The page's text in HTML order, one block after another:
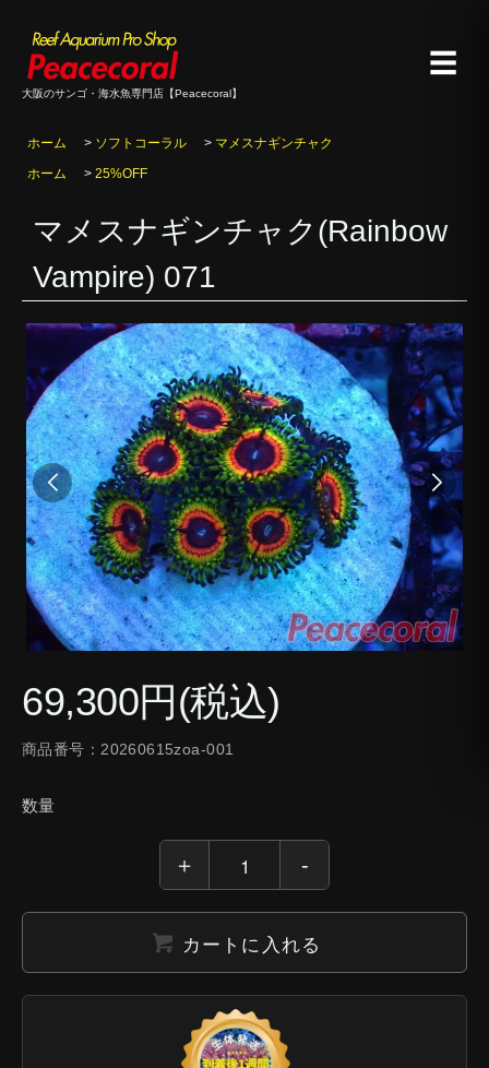
大阪のサンゴ・海水魚専門店【Peacecoral】
☰
ホーム > ソフトコーラル > マメスナギンチャク
ホーム
> 25%OFF
マメスナギンチャク(Rainbow
Vampire) 071
69,300円(税込)
商品番号：20260615zoa-001
数量
カートに入れる